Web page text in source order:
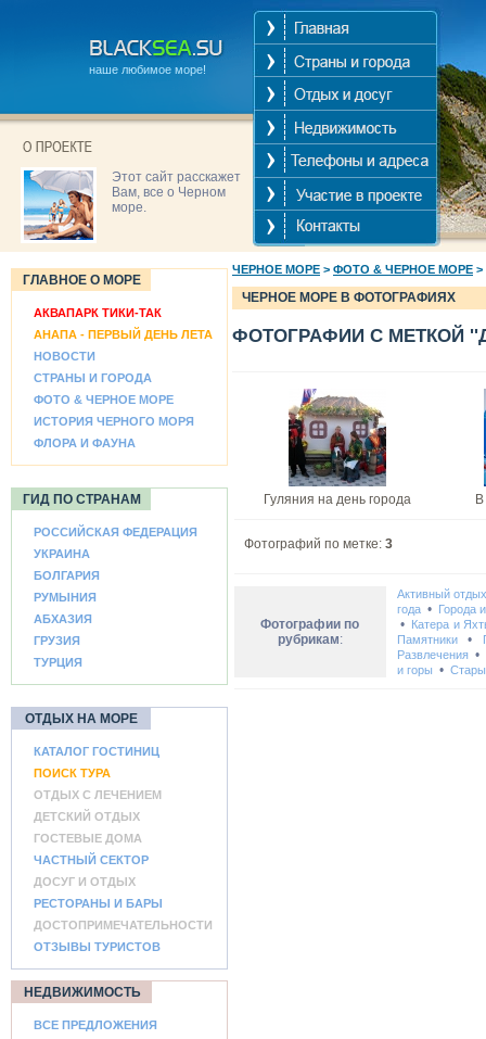
наше любимое море!
Этот сайт расскажет
Вам, все о Черном
море.
ГЛАВНОЕ О МОРЕ
АКВАПАРК ТИКИ-ТАК
АНАПА - ПЕРВЫЙ ДЕНЬ ЛЕТА
НОВОСТИ
СТРАНЫ И ГОРОДА
ФОТО & ЧЕРНОЕ МОРЕ
ИСТОРИЯ ЧЕРНОГО МОРЯ
ФЛОРА И ФАУНА
ГИД ПО СТРАНАМ
РОССИЙСКАЯ ФЕДЕРАЦИЯ
УКРАИНА
БОЛГАРИЯ
РУМЫНИЯ
АБХАЗИЯ
ГРУЗИЯ
ТУРЦИЯ
ОТДЫХ НА МОРЕ
КАТАЛОГ ГОСТИНИЦ
ПОИСК ТУРА
ОТДЫХ С ЛЕЧЕНИЕМ
ДЕТСКИЙ ОТДЫХ
ГОСТЕВЫЕ ДОМА
ЧАСТНЫЙ СЕКТОР
ДОСУГ И ОТДЫХ
РЕСТОРАНЫ И БАРЫ
ДОСТОПРИМЕЧАТЕЛЬНОСТИ
ОТЗЫВЫ ТУРИСТОВ
НЕДВИЖИМОСТЬ
ВСЕ ПРЕДЛОЖЕНИЯ
ЧЕРНОЕ МОРЕ > ФОТО & ЧЕРНОЕ МОРЕ >
ЧЕРНОЕ МОРЕ В ФОТОГРАФИЯХ
ФОТОГРАФИИ С МЕТКОЙ
Гуляния на день города
Фотографий по метке: 3
Фотографии по
рубрикам:
Активный отдых
года• Города
• Катера и
Памятники•
Развлечения•
и горы •